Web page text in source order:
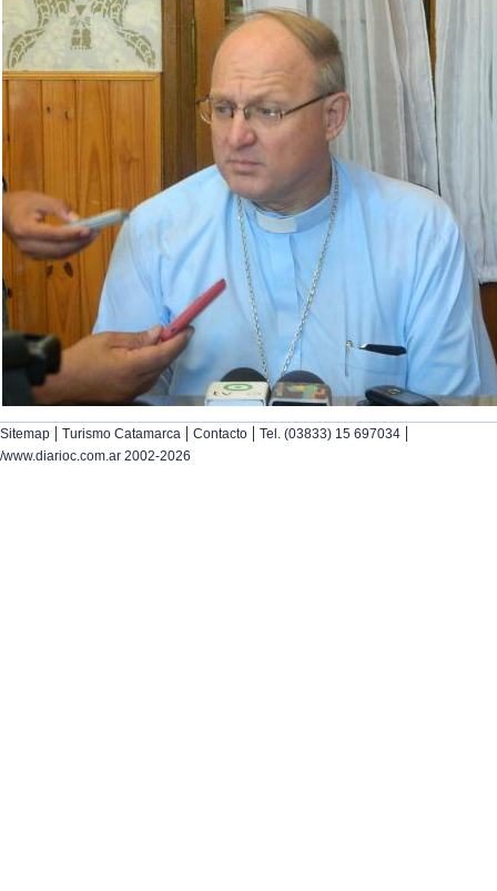
Sitemap | Turismo Catamarca | Contacto | Tel. (03833) 15 697034 |
/www.diarioc.com.ar 2002-2026